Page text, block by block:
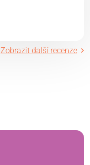
Zobrazit další recenze